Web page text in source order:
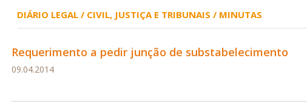
DIÁRIO LEGAL / CIVIL, JUSTIÇA E TRIBUNAIS / MINUTAS
Requerimento a pedir junção de substabelecimento
09.04.2014